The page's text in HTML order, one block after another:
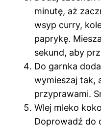
minutę, aż
wsyp curry,
paprykę.
sekund, aby
Do garnka
wymieszaj tak,
przyprawami.
Wlej mleko
Doprowadź do